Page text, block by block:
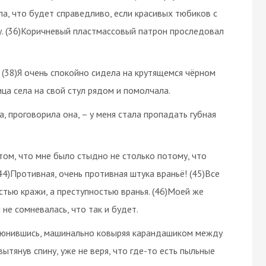
что будет справедливо, если красивых тюбиков с
(36)Коричневый пластмассовый патрон проследовал
очень спокойно сидела на крутящемся чёрном
села на свой стул рядом и помолчала.
проговорила она, – у меня стала пропадать губная
что мне было стыдно не столько потому, что
очень противная штука враньё! (45)Все
кражи, а преступностью вранья. (46)Моей же
сомневалась, что так и будет.
машинально ковыряя карандашиком между
спину, уже не веря, что где-то есть пыльные